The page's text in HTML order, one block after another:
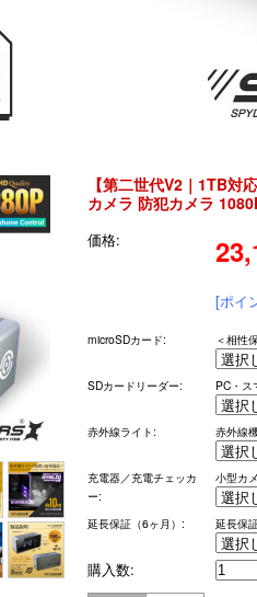
【第二世代V2｜1TB対
カメラ 防犯カメラ
価格:
[ポイ
microSDカード: ＜相性
SDカードリーダー: PC・ス
赤外線ライト: 赤外線
充電器／充電チェッカ
ー:
小型カ
延長保証（6ヶ月）: 延長保
購入数: